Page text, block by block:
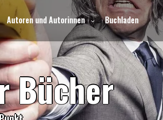
Autoren und Autorinnen Buchladen
Bücher